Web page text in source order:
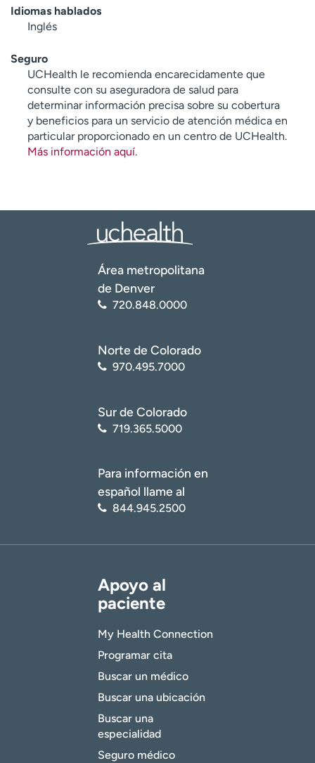
Idiomas hablados
Inglés
Seguro
UCHealth le recomienda encarecidamente que
consulte con su aseguradora de salud para
determinar información precisa sobre su cobertura
y beneficios para un servicio de atención médica en
particular proporcionado en un centro de UCHealth.
Más información aquí.
Área metropolitana
de Denver
720.848.0000
Norte de Colorado
970.495.7000
Sur de Colorado
719.365.5000
Para información en
español llame al
844.945.2500
Apoyo al
paciente
My Health Connection
Programar cita
Buscar un médico
Buscar una ubicación
Buscar una
especialidad
Seguro médico